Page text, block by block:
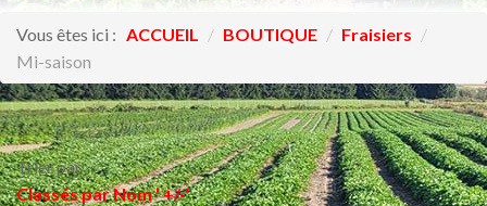
Vous êtes ici : ACCUEIL / BOUTIQUE / Fraisiers /
Mi-saison
Trier par
Classés par Nom ' +/-'